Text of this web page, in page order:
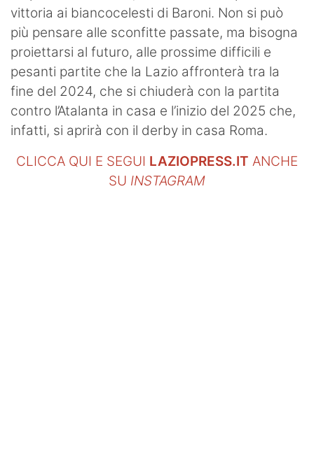
vittoria ai biancocelesti di Baroni. Non si può
più pensare alle sconfitte passate, ma bisogna
proiettarsi al futuro, alle prossime difficili e
pesanti partite che la Lazio affronterà tra la
fine del 2024, che si chiuderà con la partita
contro l’Atalanta in casa e l’inizio del 2025 che,
infatti, si aprirà con il derby in casa Roma.
CLICCA QUI E SEGUI LAZIOPRESS.IT ANCHE
SU INSTAGRAM